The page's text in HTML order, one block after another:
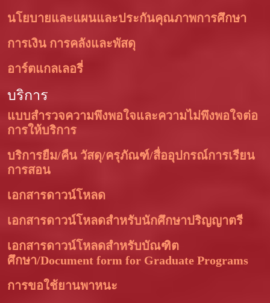
นโยบายและแผนและประกันคุณภาพการศึกษา
การเงิน การคลังและพัสดุ
อาร์ตแกลเลอรี่
บริการ
แบบสำรวจความพึงพอใจและความไม่พึงพอใจต่อ
การให้บริการ
บริการยืม/คืน วัสดุ/ครุภัณฑ์/สื่ออุปกรณ์การเรียน
การสอน
เอกสารดาวน์โหลด
เอกสารดาวน์โหลดสำหรับนักศึกษาปริญญาตรี
เอกสารดาวน์โหลดสำหรับบัณฑิต
ศึกษา/Document form for Graduate Programs
การขอใช้ยานพาหนะ